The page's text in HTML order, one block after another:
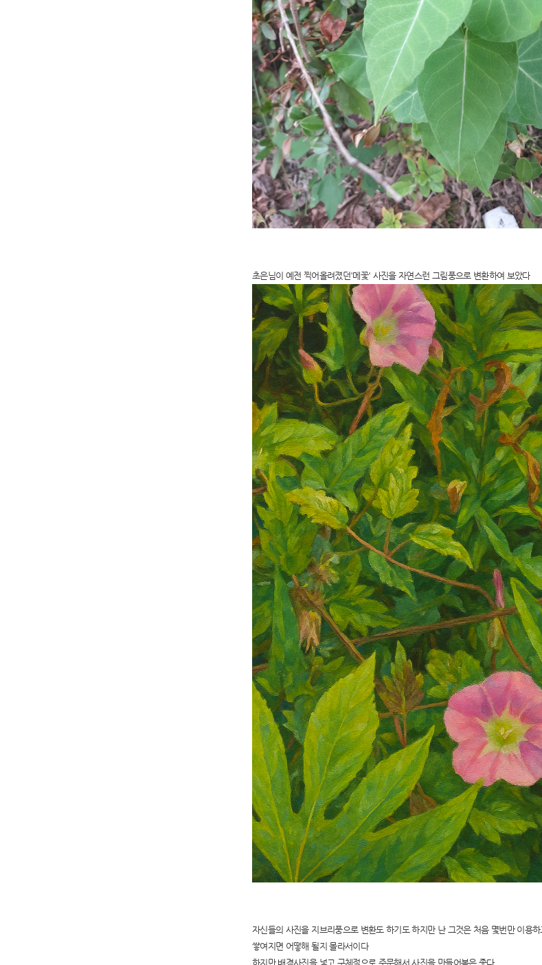
초은님이 예전 찍어올려졌던'메꽃' 사진을 자연스런 그림풍으로 변환하여 보았다
자신들의 사진을 지브리풍으로 변환도 하기도 하지만 난 그것은 처음 몇번만 이용
쌓여지면 어떻해 될지 몰라서이다
하지만 배경사진을 넣고 구체적으로 주문해서 사진을 만들어봄은 좋다